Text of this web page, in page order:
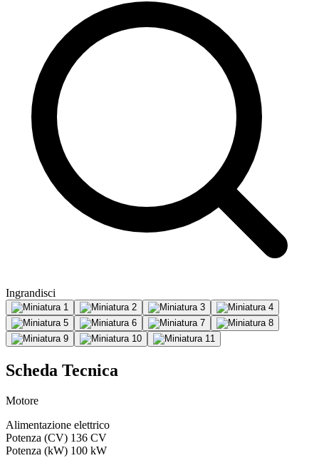
Ingrandisci
Scheda Tecnica
Motore
Alimentazione elettrico
Potenza (CV) 136 CV
Potenza (kW) 100 kW